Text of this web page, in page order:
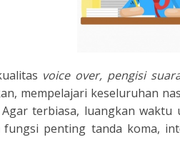
voice over, pengisi
mempelajari keseluruhan
Agar terbiasa, luangkan waktu
penting tanda koma,